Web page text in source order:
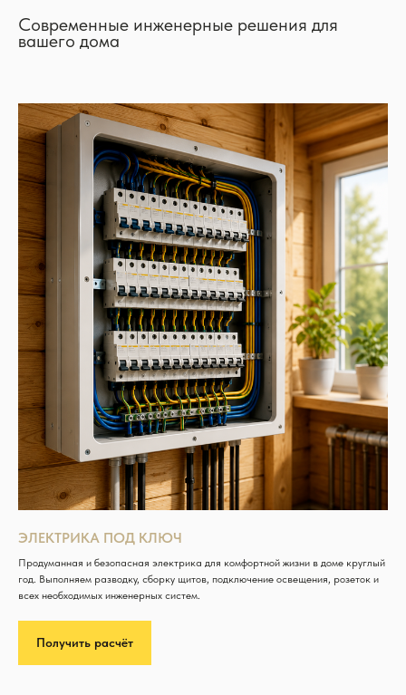
Современные инженерные решения для
вашего дома
ЭЛЕКТРИКА ПОД КЛЮЧ
Продуманная и безопасная электрика для комфортной жизни в доме круглый
год. Выполняем разводку, сборку щитов, подключение освещения, розеток и
всех необходимых инженерных систем.
Получить расчёт